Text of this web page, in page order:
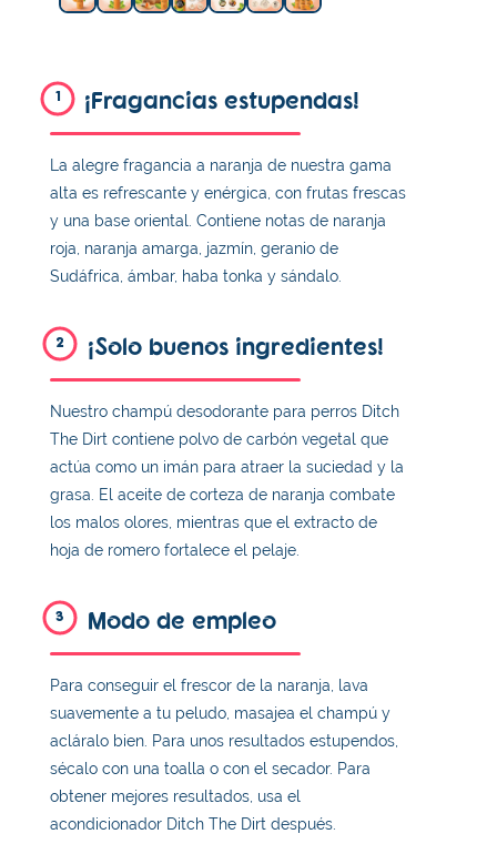
1 ¡Fragancias estupendas!
La alegre fragancia a naranja de nuestra gama
alta es refrescante y enérgica, con frutas frescas
y una base oriental. Contiene notas de naranja
roja, naranja amarga, jazmín, geranio de
Sudáfrica, ámbar, haba tonka y sándalo.
2 ¡Solo buenos ingredientes!
Nuestro champú desodorante para perros Ditch
The Dirt contiene polvo de carbón vegetal que
actúa como un imán para atraer la suciedad y la
grasa. El aceite de corteza de naranja combate
los malos olores, mientras que el extracto de
hoja de romero fortalece el pelaje.
3 Modo de empleo
Para conseguir el frescor de la naranja, lava
suavemente a tu peludo, masajea el champú y
acláralo bien. Para unos resultados estupendos,
sécalo con una toalla o con el secador. Para
obtener mejores resultados, usa el
acondicionador Ditch The Dirt después.